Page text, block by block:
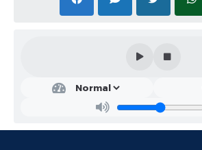
Vigilância Ambiental em Saúde